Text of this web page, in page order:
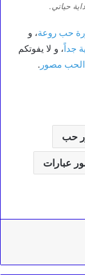
حياتي.
، و
جداً، و لا يفوتكم
مصور .
حب
عبارات